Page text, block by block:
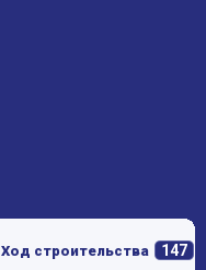
Ход строительства 147